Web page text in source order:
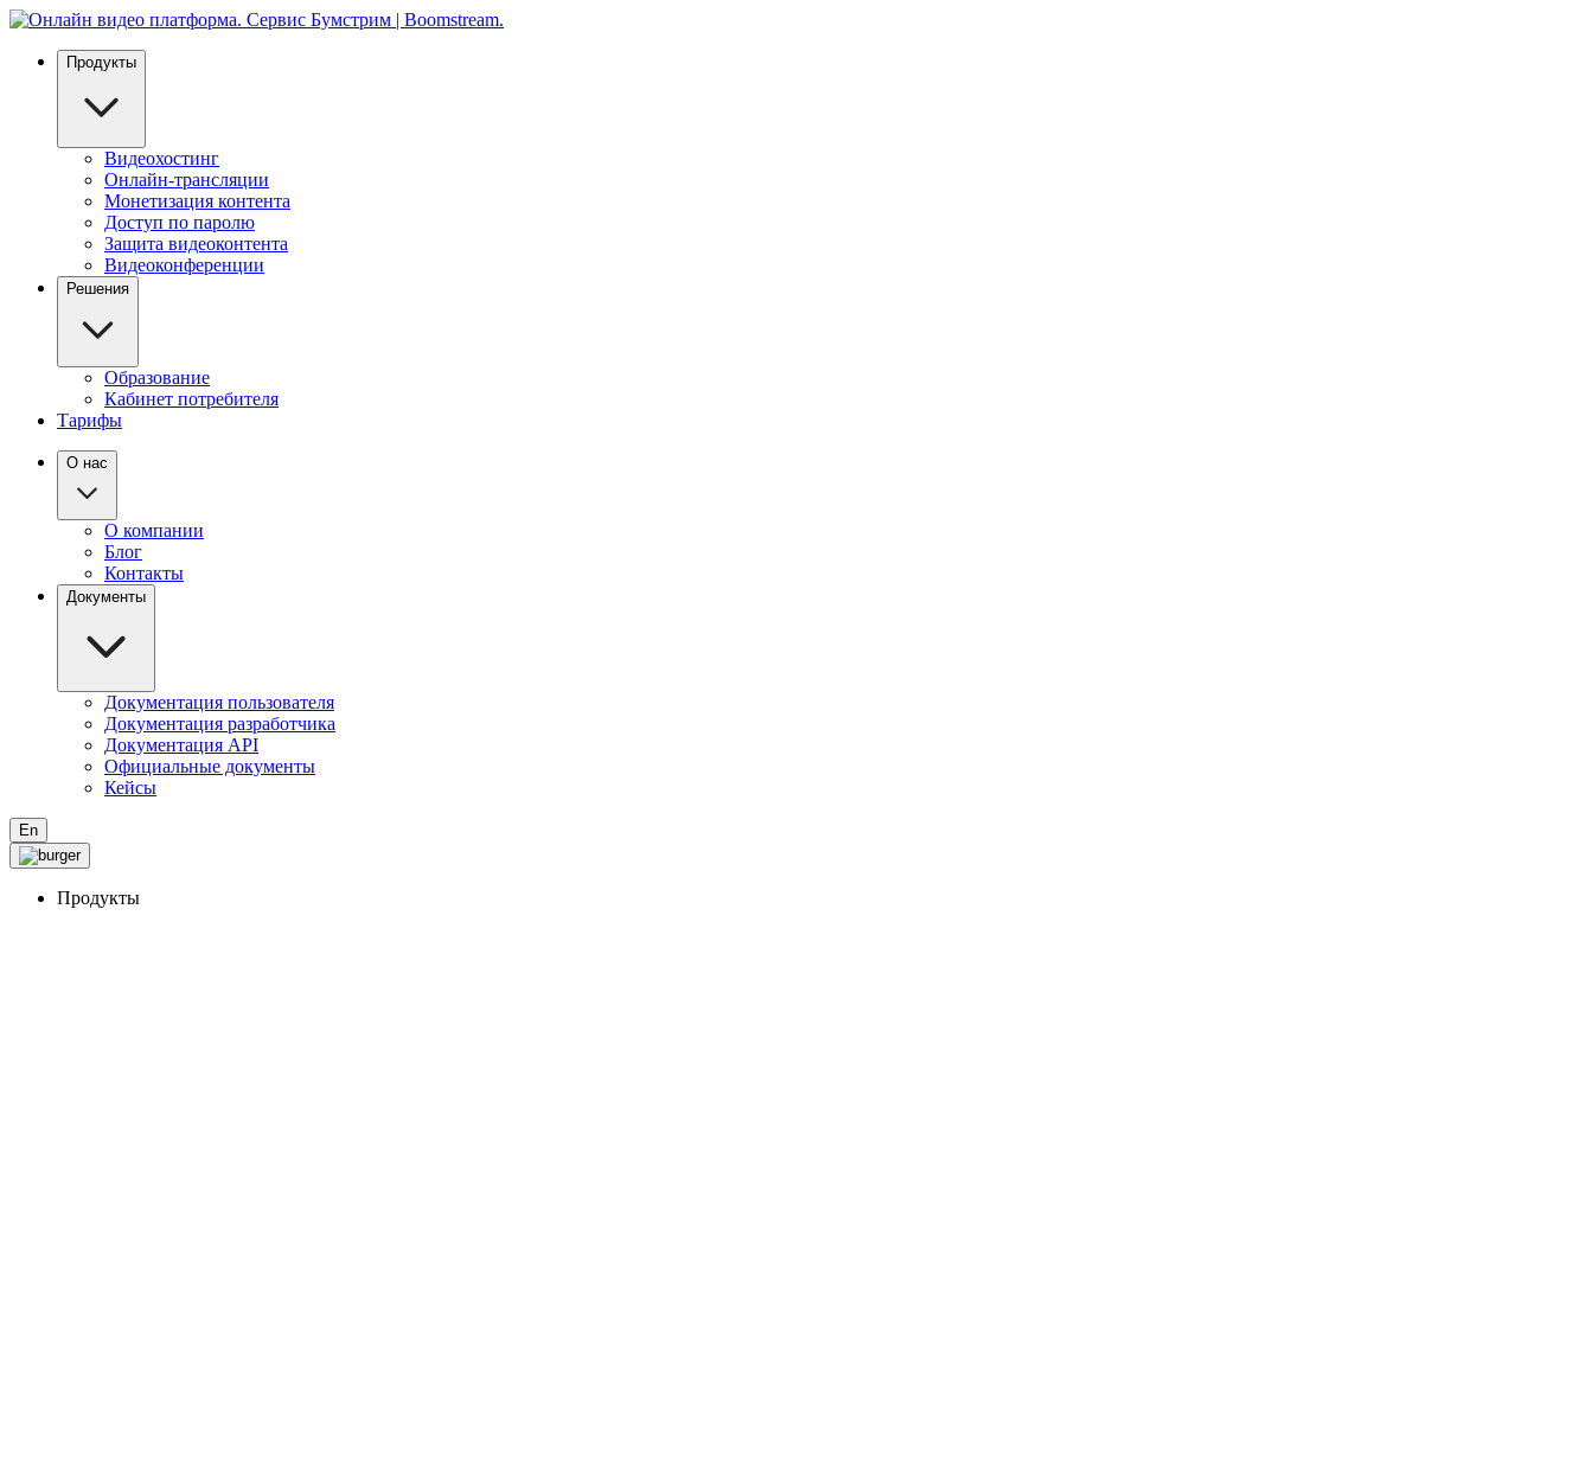
Продукты
Видеохостинг
Онлайн-трансляции
Монетизация контента
Доступ по паролю
Защита видеоконтента
Видеоконференции
Решения
Образование
Кабинет потребителя
Тарифы
О нас
О компании
Блог
Контакты
Документы
Документация пользователя
Документация разработчика
Документация API
Официальные документы
Кейсы
En
Продукты